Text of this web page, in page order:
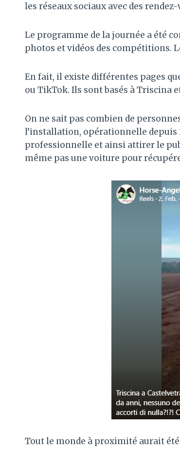
les réseaux sociaux avec des
Le programme de la journée a été
photos et vidéos des compétitions.
En fait, il existe différentes pages
ou TikTok. Ils sont basés à Triscina
On ne sait pas combien de
l’installation, opérationnelle depuis
professionnelle et ainsi attirer le
même pas une voiture pour
Tout le monde à proximité aurait